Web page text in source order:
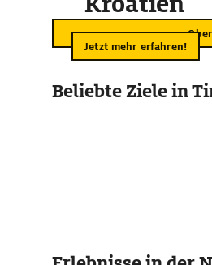
Jetzt mehr erfahren!
Beliebte Ziele in